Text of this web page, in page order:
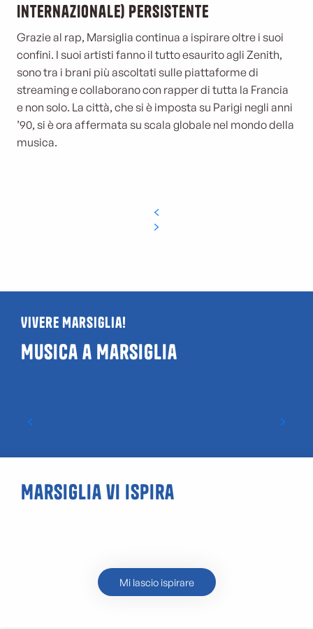
internazionale) persistente
Grazie al rap, Marsiglia continua a ispirare oltre i suoi
confini. I suoi artisti fanno il tutto esaurito agli Zenith,
sono tra i brani più ascoltati sulle piattaforme di
streaming e collaborano con rapper di tutta la Francia
e non solo. La città, che si è imposta su Parigi negli anni
’90, si è ora affermata su scala globale nel mondo della
musica.
Vivere Marsiglia!
Musica a Marsiglia
I concerti che hanno scosso il Velodromo
Marsiglia vi ispira
Mi lascio ispirare